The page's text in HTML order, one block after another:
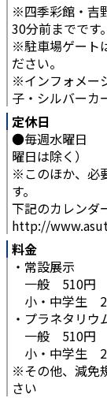
※四季彩館・吉
30分前までです。
※駐車場ゲート
ださい。
※インフォメー
子・シルバーカ
定休日
●毎週水曜日
曜日は除く）
※このほか、必
す。
下記のカレンダ
http://
料金
・常設展示
一般 510円
小・中学生
・プラネタリウ
一般 510円
小・中学生
※その他、減免
さい